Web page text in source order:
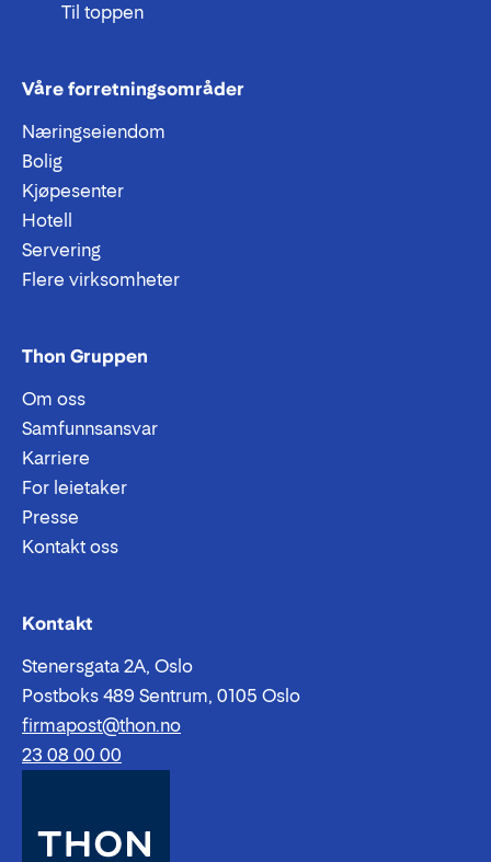
Til toppen
Våre forretningsområder
Næringseiendom
Bolig
Kjøpesenter
Hotell
Servering
Flere virksomheter
Thon Gruppen
Om oss
Samfunnsansvar
Karriere
For leietaker
Presse
Kontakt oss
Kontakt
Stenersgata 2A, Oslo
Postboks 489 Sentrum, 0105 Oslo
Epost:
firmapost@thon.no
Telefon:
23 08 00 00